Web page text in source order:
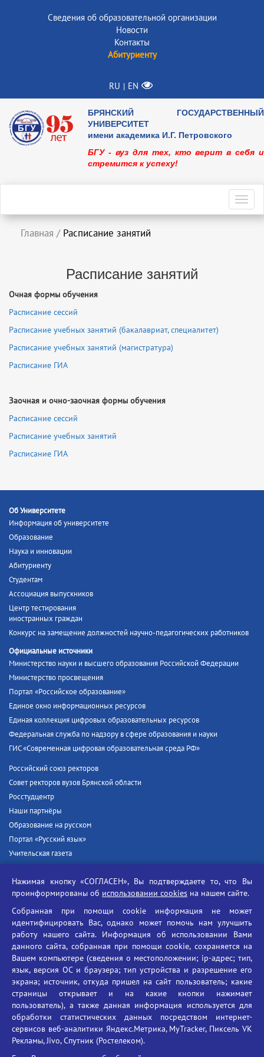
Сведения об образовательной организации
Новости
Контакты
Абитуриенту
RU | EN
БРЯНСКИЙ ГОСУДАРСТВЕННЫЙ
УНИВЕРСИТЕТ
имени академика И.Г. Петровского
БГУ - вуз для тех, кто верит в себя и
стремится к успеху!
Главная / Расписание занятий
Расписание занятий
Очная формы обучения
Расписание сессий
Расписание учебных занятий (бакалавриат, специалитет)
Расписание учебных занятий (магистратура)
Расписание ГИА
Заочная и очно-заочная формы обучения
Расписание сессий
Расписание учебных занятий
Расписание ГИА
Об Университете
Информация об университете
Образование
Наука и инновации
Абитуриенту
Студентам
Ассоциация выпускников
Центр тестирования
иностранных граждан
Конкурс на замещение должностей научно-педагогических работников
Официальные источники
Министерство науки и высшего образования Российской Федерации
Министерство просвещения
Портал «Российское образование»
Единое окно информационных ресурсов
Единая коллекция цифровых образовательных ресурсов
Федеральная служба по надзору в сфере образования и науки
ГИС «Современная цифровая образовательная среда РФ»
Российский союз ректоров
Совет ректоров вузов Брянской области
Росстудцентр
Наши партнёры
Образование на русском
Портал «Русский язык»
Учительская газета
Единый портал государственных услуг
Противодействие угрозам информационной безопасности
Социальные ролики - Генеральная прокуратура РФ
Противодействие коррупции
БГУ против наркотиков
Брянский государственный университет
имени академика И.Г. Петровского
Время работы: пн-пт 09:00-18:00
E-mail: bryanskgu@mail.ru
Телефон: +7(4832)58-90-85
Нажимая кнопку «СОГЛАСЕН», Вы подтверждаете то, что Вы
проинформированы об использовании cookies на нашем сайте.
Собранная при помощи cookie информация не может
идентифицировать Вас, однако может помочь нам улучшить
работу нашего сайта. Информация об использовании Вами
данного сайта, собранная при помощи cookie, сохраняется на
Вашем компьютере (сведения о местоположении; ip-адрес; тип,
язык, версия ОС и браузера; тип устройства и разрешение его
экрана; источник, откуда пришел на сайт пользователь; какие
страницы открывает и на какие кнопки нажимает
пользователь), а также данная информация используется для
обработки статистических данных посредством интернет-
сервисов веб-аналитики Яндекс.Метрика, MyTracker, Пиксель VK
Рекламы, Jivo, Спутник (Ростелеком).